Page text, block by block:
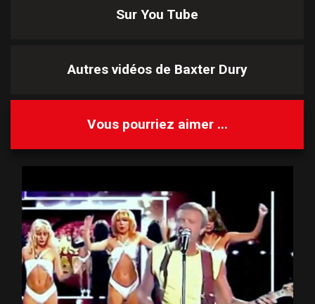
Sur You Tube
Autres vidéos de Baxter Dury
Vous pourriez aimer ...